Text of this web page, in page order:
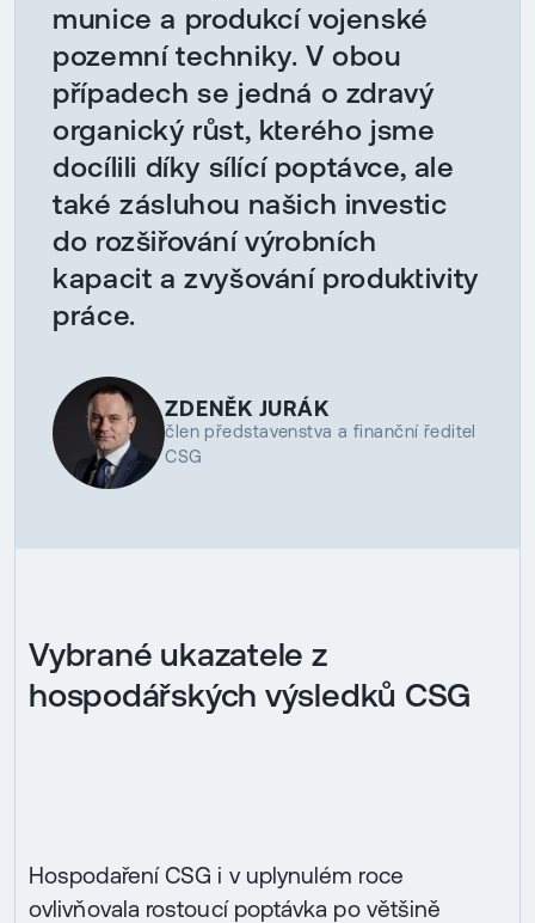
munice a produkcí vojenské
pozemní techniky. V obou
případech se jedná o zdravý
organický růst, kterého jsme
docílili díky sílící poptávce, ale
také zásluhou našich investic
do rozšiřování výrobních
kapacit a zvyšování produktivity
práce.
ZDENĚK JURÁK
člen představenstva a finanční ředitel
CSG
Vybrané ukazatele z
hospodářských výsledků CSG
Hospodaření CSG i v uplynulém roce
ovlivňovala rostoucí poptávka po většině